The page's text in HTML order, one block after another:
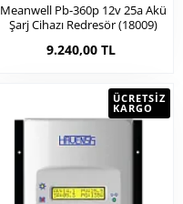
Meanwell Pb-360p 12v 25a Akü
Şarj Cihazı Redresör (18009)
9.240,00 TL
ÜCRETSIZ
KARGO